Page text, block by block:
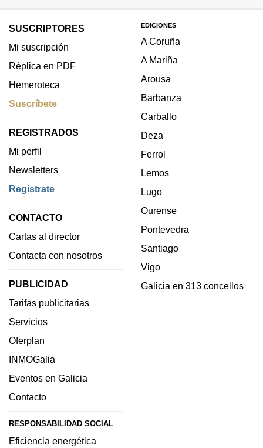
SUSCRIPTORES
Mi suscripción
Réplica en PDF
Hemeroteca
Suscríbete
REGISTRADOS
Mi perfil
Newsletters
Regístrate
CONTACTO
Cartas al director
Contacta con nosotros
PUBLICIDAD
Tarifas publicitarias
Servicios
Oferplan
INMOGalia
Eventos en Galicia
Contacto
RESPONSABILIDAD SOCIAL
Eficiencia energética
EDICIONES
A Coruña
A Mariña
Arousa
Barbanza
Carballo
Deza
Ferrol
Lemos
Lugo
Ourense
Pontevedra
Santiago
Vigo
Galicia en 313 concellos